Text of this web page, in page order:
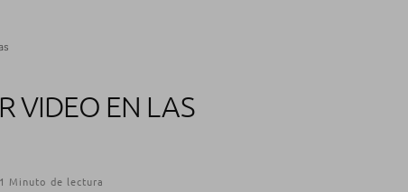
VIDEO EN LAS
1 Minuto de lectura